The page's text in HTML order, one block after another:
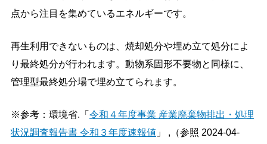
点から注目を集めているエネルギーです。
再生利用できないものは、焼却処分や埋め立て処分によ
り最終処分が行われます。動物系固形不要物と同様に、
管理型最終処分場で埋め立てられます。
※参考：環境省.「 令和４年度事業 産業廃棄物排出・処理
状況調査報告書 令和３年度速報値 」 ,（参照 2024-04-